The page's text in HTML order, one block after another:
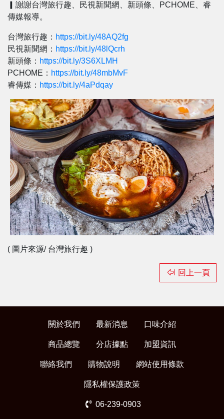
▎謝謝台灣旅行趣、民視新聞網、新頭條、PCHOME、睿
傳媒報導。
台灣旅行趣： https://bit.ly/48AQ2fg
民視新聞網： https://bit.ly/48lQcrh
新頭條： https://bit.ly/3S6XLMH
PCHOME： https://bit.ly/48mbMvF
睿傳媒： https://bit.ly/4aPdqay
( 圖片來源/ 台灣旅行趣 )
回上一頁
關於我們 最新消息 口味介紹
商品總覽 分店據點 加盟資訊
聯絡我們 購物說明 網站使用條款
隱私權保護政策
06-239-0903